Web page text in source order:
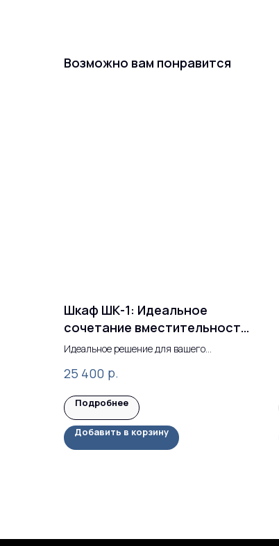
Возможно вам понравится
Шкаф ШК-1: Идеальное
сочетание вместительности
и стиля
Идеальное решение для вашего
25 400 р.
Подробнее
Добавить в корзину